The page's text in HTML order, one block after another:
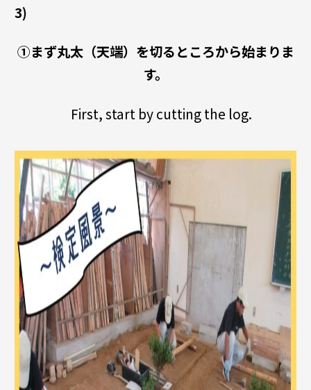
3)
①まず丸太（天端）を切るところから始まりま
す。
First, start by cutting the log.